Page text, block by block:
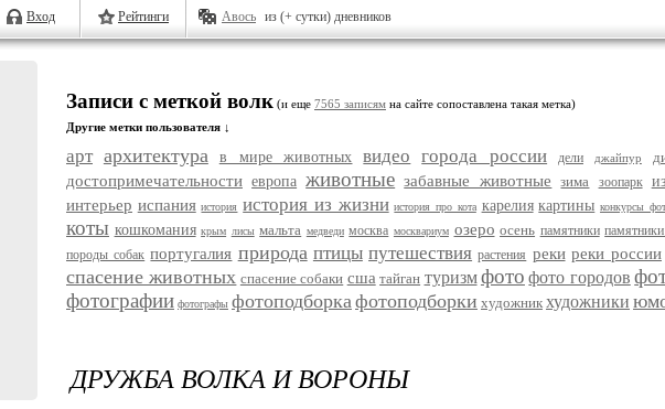
Вход Рейтинги Авось из (+ сутки) дневников
Записи с меткой волк (и еще 7565 записям на сайте сопоставлена такая метка)
Другие метки пользователя ↓
арт архитектура в мире животных видео города россии дели джайпур
достопримечательности европа животные забавные животные зима зоопарк
интерьер испания история история из жизни история про кота карелия картины конкурсы
коты кошкомания крым лисы мальта медведи москва москвариум озеро осень памятники
породы собак португалия природа птицы путешествия растения реки реки россии
спасение животных спасение собаки сша тайган туризм фото фото городов
фотографии фотографы фотоподборкафотоподборки художник художники
ДРУЖБА ВОЛКА И ВОРОНЫ